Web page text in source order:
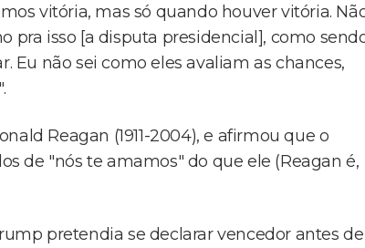
vitória, mas só quando houver vitória.
pra isso [a disputa presidencial], como
não sei como eles avaliam as chances,
Reagan (1911-2004), e afirmou que o
de "nós te amamos" do que ele (Reagan é,
pretendia se declarar vencedor antes